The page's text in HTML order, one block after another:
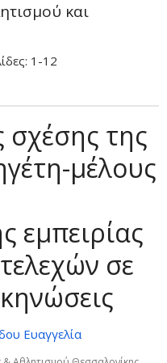
και
1-12
σχέσης της
μέλους
εμπειρίας
σε
Ευαγγελία